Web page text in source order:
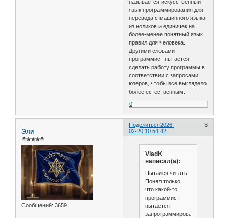
называется искусственный
язык программирования для
перевода с машинного языка
из ноликов и единичек на
более-менее понятный язык
правил для человека.
Другими словами
программист пытается
сделать работу программы в
соответствии с запросами
юзеров, чтобы все выглядело
более естественным.
0
Поделиться 3
2026-
02-20 10:54:42
Эли
≛✯✯✯≛
Сообщений: 3659
VladK
написал(а):
Пытался читать.
Понял только,
что какой-то
программист
пытается
запрограммировать